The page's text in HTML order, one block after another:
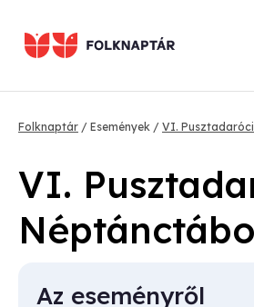
tartalomra
Morzsa
Folknaptár Események VI.
VI.
Az eseményről